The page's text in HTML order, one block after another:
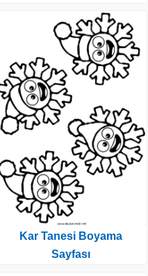
Kar Tanesi Boyama
Sayfası